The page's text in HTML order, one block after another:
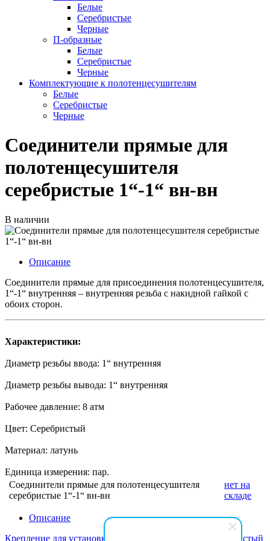
Белые
Серебристые
Черные
П-образные
Белые
Серебристые
Черные
Комплектующие к полотенцесушителям
Белые
Серебристые
Черные
Соединители прямые для
полотенцесушителя
серебристые 1“-1“ вн-вн
В наличии
Описание
Соединители прямые для присоединения полотенцесушителя,
1“-1“ внутренняя – внутренняя резьба с накидной гайкой с
обоих сторон.
Характеристики:
Диаметр резьбы ввода: 1“ внутренняя
Диаметр резьбы вывода: 1“ внутренняя
Рабочее давление: 8 атм
Цвет: Серебристый
Материал: латунь
Единица измерения: пар.
Соединители прямые для полотенцесушителя
серебристые 1“-1“ вн-вн
нет на
складе
Описание
Крепление для установки полотенцесушителя 1“ серебристый